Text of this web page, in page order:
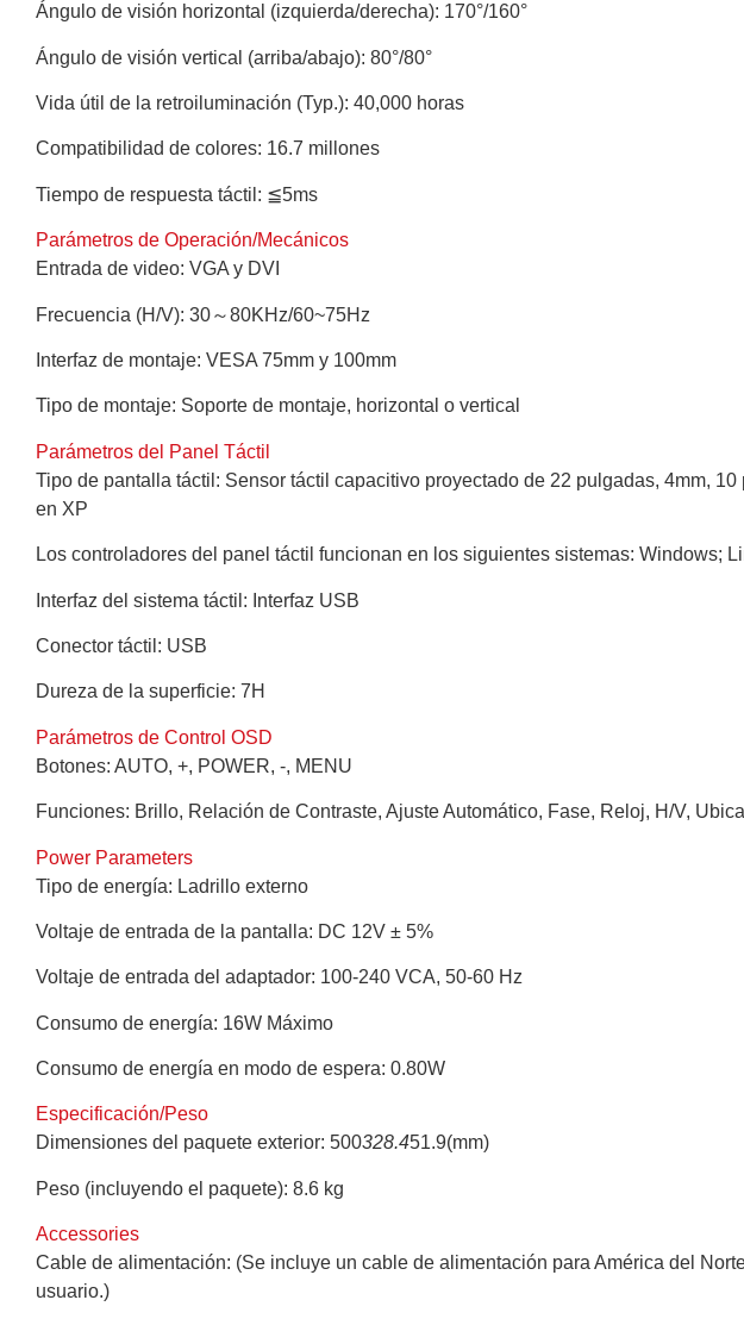
Ángulo de visión horizontal (izquierda/derecha): 170°/160°
Ángulo de visión vertical (arriba/abajo): 80°/80°
Vida útil de la retroiluminación (Typ.): 40,000 horas
Compatibilidad de colores: 16.7 millones
Tiempo de respuesta táctil: ≦5ms
Parámetros de Operación/Mecánicos
Entrada de video: VGA y DVI
Frecuencia (H/V): 30～80KHz/60~75Hz
Interfaz de montaje: VESA 75mm y 100mm
Tipo de montaje: Soporte de montaje, horizontal o vertical
Parámetros del Panel Táctil
Tipo de pantalla táctil: Sensor táctil capacitivo proyectado de 22 pulgadas, 4mm,
en XP
Los controladores del panel táctil funcionan en los siguientes sistemas: Windows;
Interfaz del sistema táctil: Interfaz USB
Conector táctil: USB
Dureza de la superficie: 7H
Parámetros de Control OSD
Botones: AUTO, +, POWER, -, MENU
Funciones: Brillo, Relación de Contraste, Ajuste Automático, Fase, Reloj, H/V,
Power Parameters
Tipo de energía: Ladrillo externo
Voltaje de entrada de la pantalla: DC 12V ± 5%
Voltaje de entrada del adaptador: 100-240 VCA, 50-60 Hz
Consumo de energía: 16W Máximo
Consumo de energía en modo de espera: 0.80W
Especificación/Peso
Dimensiones del paquete exterior: 500328.451.9(mm)
Peso (incluyendo el paquete): 8.6 kg
Accessories
Cable de alimentación: (Se incluye un cable de alimentación para América del
usuario.)